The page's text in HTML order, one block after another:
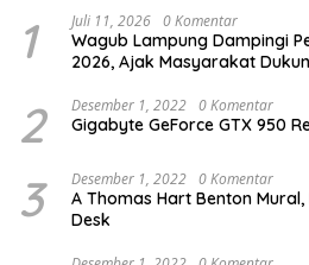
1 Juli 11, 2026 0 Komentar
Wagub Lampung Dampingi
2026, Ajak Masyarakat
2 Desember 1, 2022 0 Komentar
Gigabyte GeForce GTX 950
3 Desember 1, 2022 0 Komentar
A Thomas Hart Benton
Desk